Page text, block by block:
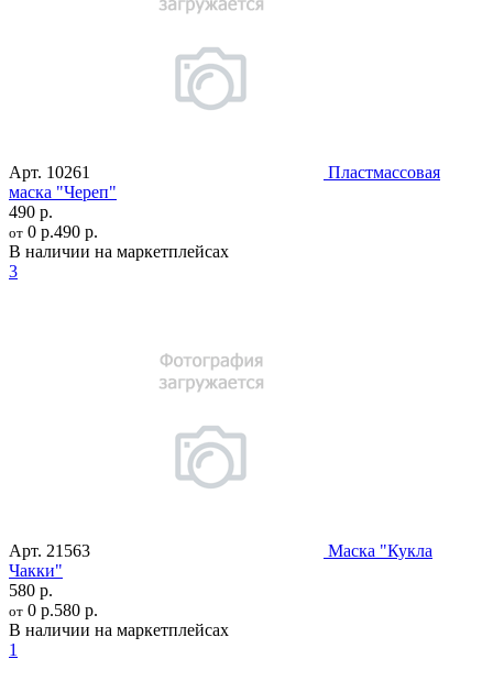
Арт. 10261
Пластмассовая
маска "Череп"
490 р.
от 0 р.490 р.
В наличии на маркетплейсах
3
Арт. 21563
Маска "Кукла
Чакки"
580 р.
от 0 р.580 р.
В наличии на маркетплейсах
1